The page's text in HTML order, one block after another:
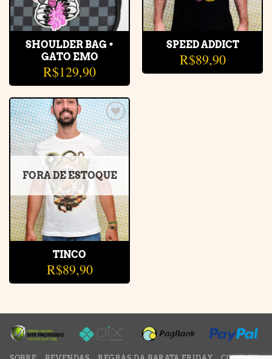
SHOULDER BAG •
GATO EMO
R$129,90
SPEED ADDICT
R$89,90
Adicionar
à lista de
desejos
FORA DE ESTOQUE
TINCO
R$89,90